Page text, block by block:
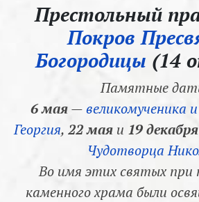
Престольный
Покров
Богородицы (14
Памятные
6 мая—великомученика
Георгия, 22 маяи 19 декабря
Чудотворца
Во имя этих святых при
каменного храма были